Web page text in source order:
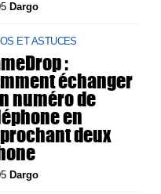
Dargo
ET ASTUCES
:
échanger
numéro de
en
deux
Dargo